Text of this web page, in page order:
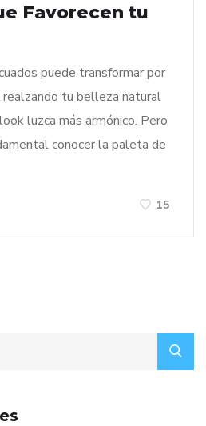
Favorecen tu
puede transformar por
tu belleza natural
luzca más armónico. Pero
conocer la paleta de
15